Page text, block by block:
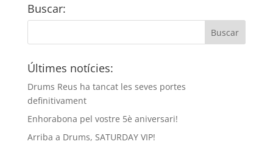
Buscar:
Últimes notícies:
Drums Reus ha tancat les seves portes
definitivament
Enhorabona pel vostre 5è aniversari!
Arriba a Drums, SATURDAY VIP!